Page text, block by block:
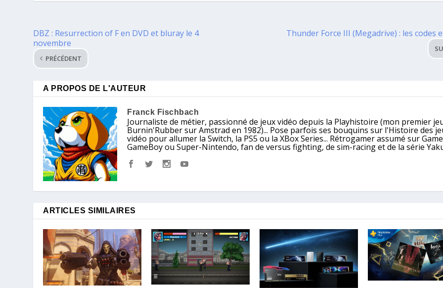
DBZ : Resurrection of F en DVD et bluray le 4
novembre
PRÉCÉDENT
Thunder Force III (Megadrive) : les codes
A PROPOS DE L'AUTEUR
Franck Fischbach
Journaliste de métier, passionné de jeux vidéo depuis la Playhistoire (mon premier
Burnin'Rubber sur Amstrad en 1982)... Pose parfois ses bouquins sur l'Histoire des
vidéo pour allumer la Switch, la PS5 ou la XBox Series... Rétrogamer assumé sur
GameBoy ou Super-Nintendo, fan de versus fighting, de sim-racing et de la série
ARTICLES SIMILAIRES